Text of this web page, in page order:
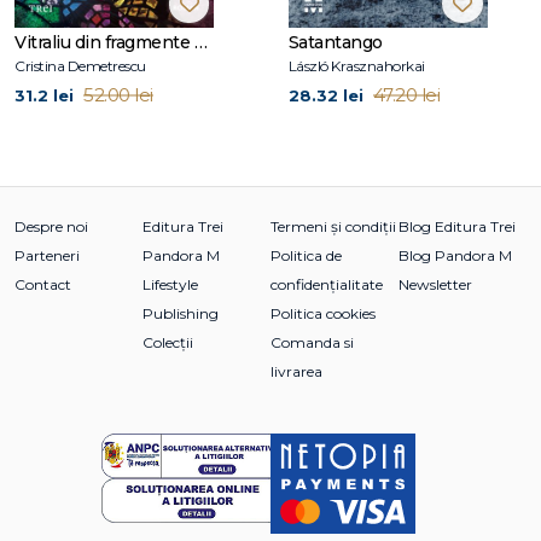
romanelor personalizate pentru adolescenţi din seria
Follow Your Heart.
De aceeași autoare, la Editura Trei a apărut Lumina pe care
am pierdut‑o, bestseller New York Times tradus în peste 30
de Southpaw Entertainment.
Vitraliu din fragmente de fantomă
Cristina Demetrescu
31.2 lei 52.00 lei
Satantango
László Krasznahorkai
28.32 lei 47.20 lei
Despre noi
Parteneri
Contact
Editura Trei
Pandora M
Lifestyle
Publishing
Colecții
Termeni și condiții
Politica de
confidențialitate
Politica cookies
Comanda si
livrarea
Blog Editura Trei
Blog Pandora M
Newsletter